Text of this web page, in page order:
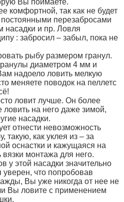
Вы поймаете.
комфортной, так как не будет
постоянными перезабросами
насадки и пр. Ловля
: забросил – забыл, пока не
рыбу размером гранул.
диаметром 4 мм и
надоело ловить мелкую
меняете поводок на пеллетс
ловит лучше. Он более
на него даже зимой,
насадки.
отнести невозможность
такую, как уклея из – за
оснастки и кажущаяся на
монтажа для него.
у этой насадки значительно
что попробовав
Вы уже никогда от нее не
Вы ловите с применением